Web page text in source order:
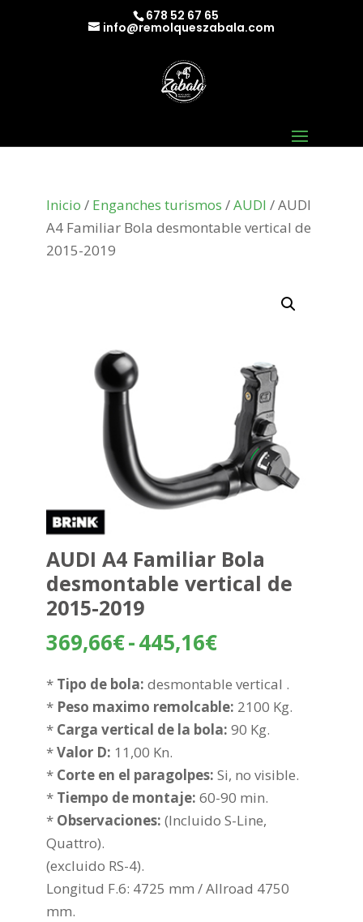
678 52 67 65
info@remolqueszabala.com
Inicio / Enganches turismos /AUDI / AUDI
A4 Familiar Bola desmontable vertical de
2015-2019
AUDI A4 Familiar Bola
desmontable vertical de
2015-2019
369,66€-445,16€Rango
precios:
desde
369,66€
445,16€
* Tipo de bola: desmontable vertical .
* Peso maximo remolcable: 2100 Kg.
* Carga vertical de la bola: 90 Kg.
*Valor D: 11,00 Kn.
* Corte en el paragolpes: Si, no visible.
* Tiempo de montaje: 60-90 min.
* Observaciones: (Incluido S-Line,
Quattro).
(excluido RS-4).
Longitud F.6: 4725 mm / Allroad 4750
mm.